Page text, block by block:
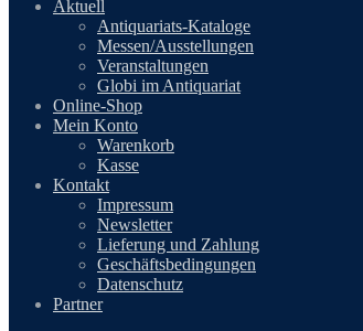
Aktuell
Antiquariats-Kataloge
Messen/Ausstellungen
Veranstaltungen
Globi im Antiquariat
Online-Shop
Mein Konto
Warenkorb
Kasse
Kontakt
Impressum
Newsletter
Lieferung und Zahlung
Geschäftsbedingungen
Datenschutz
Partner